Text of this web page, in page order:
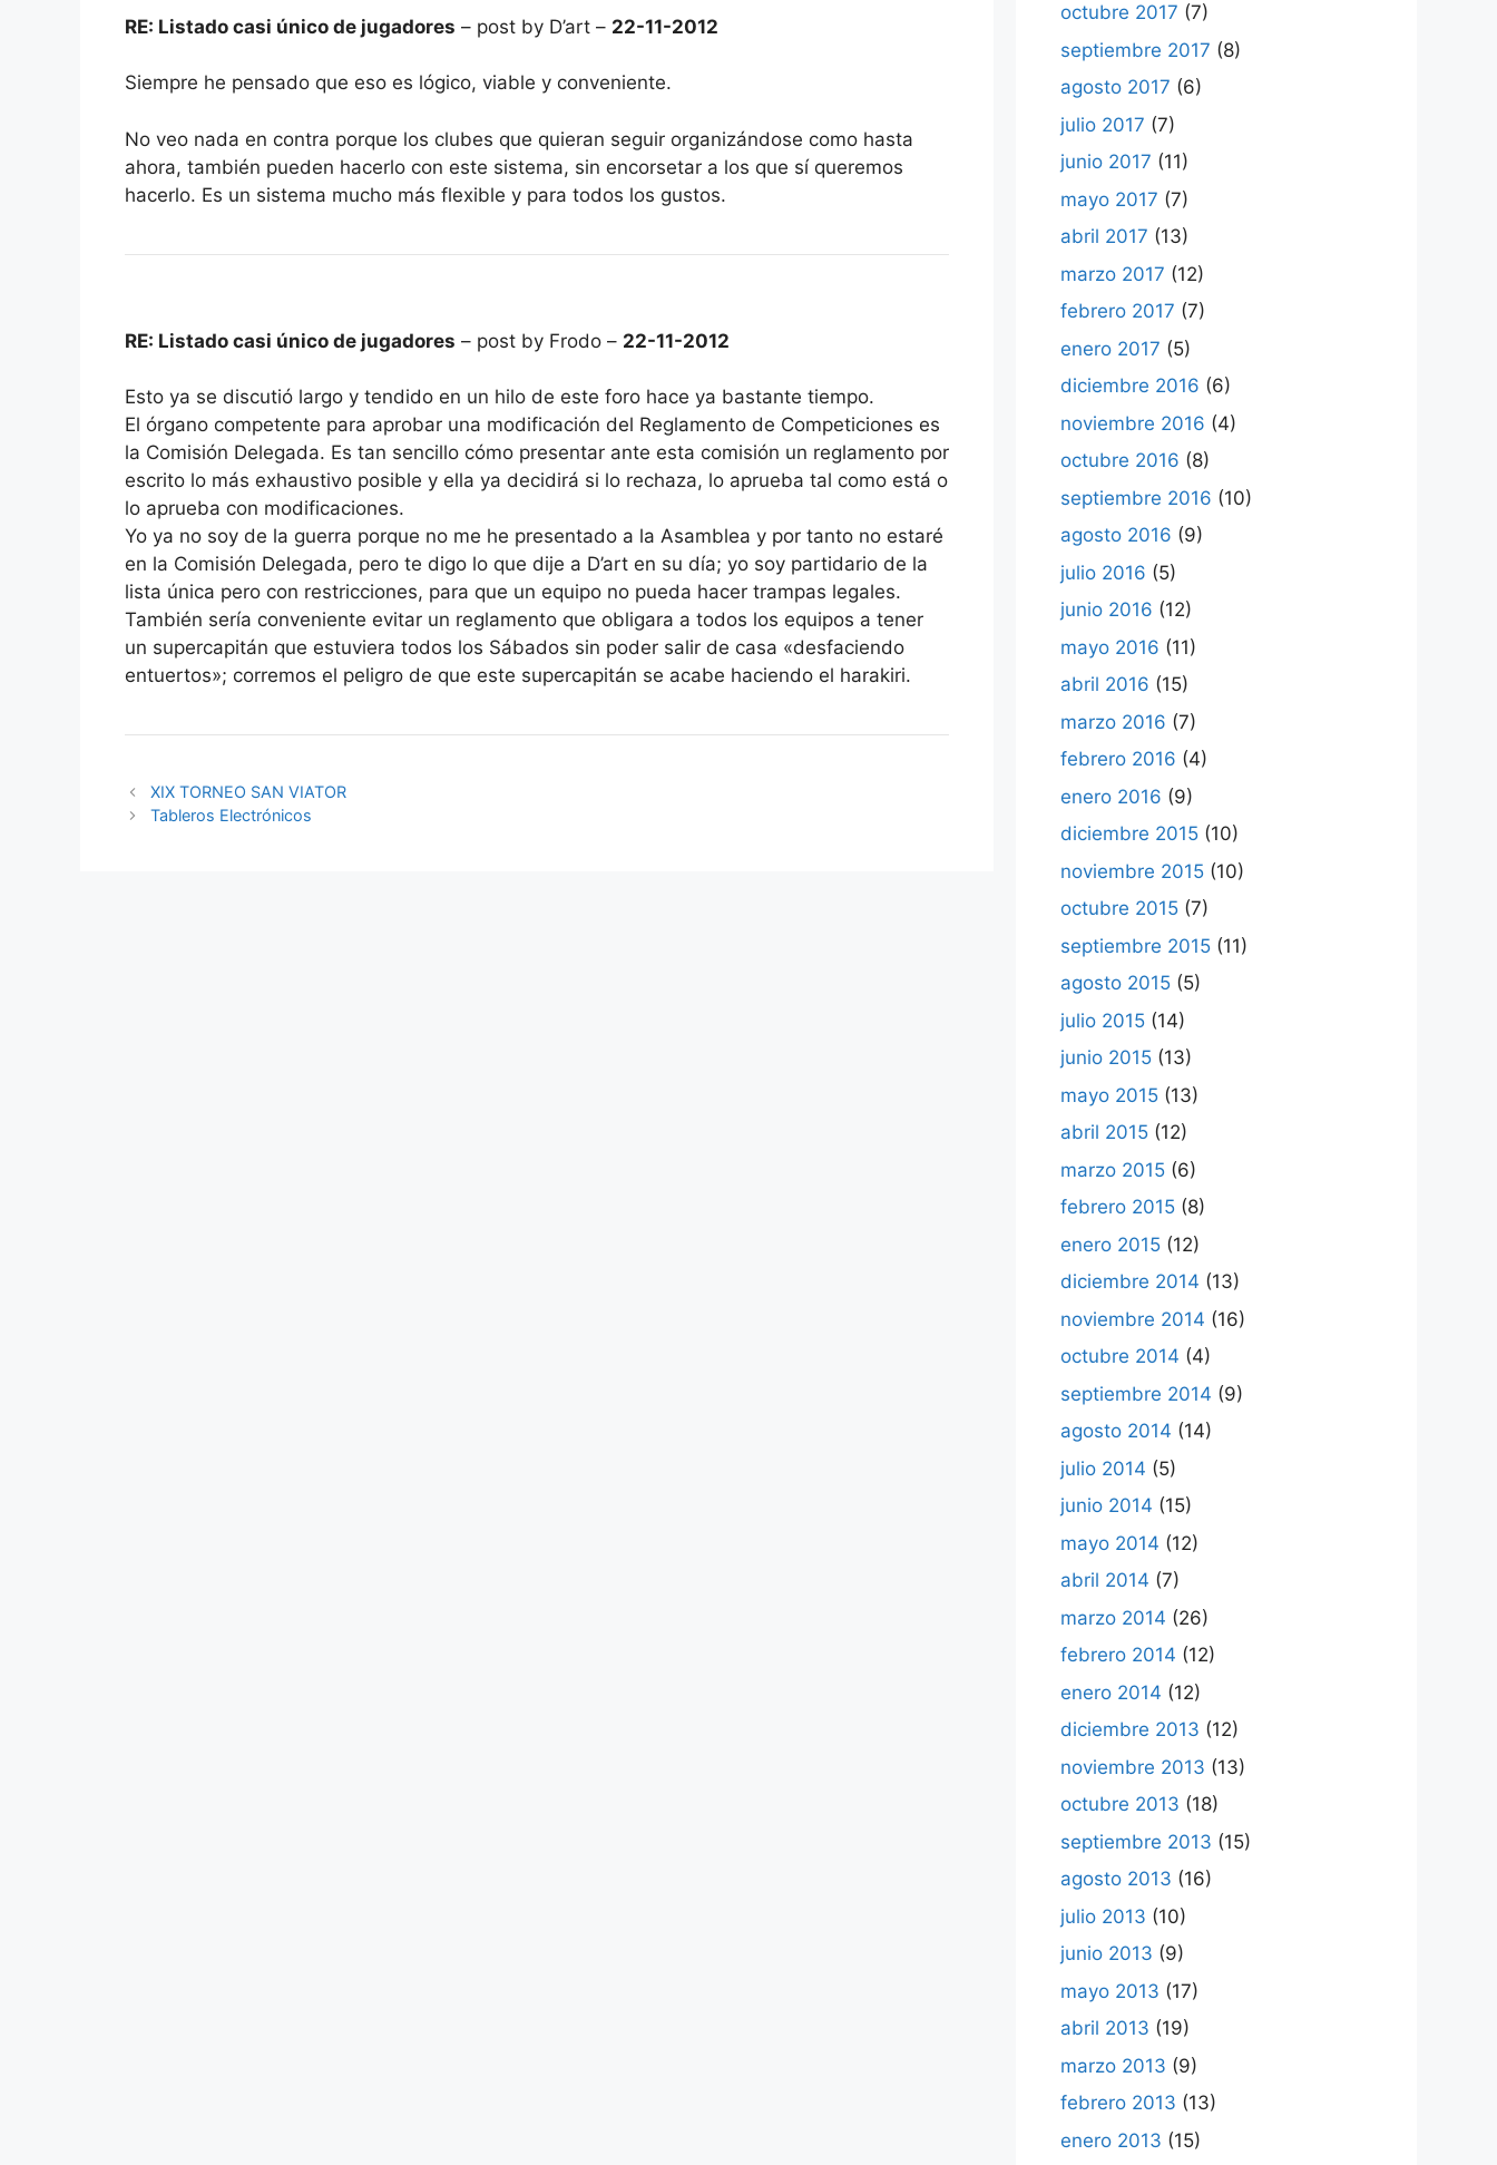
RE: Listado casi único de jugadores – post by D’art – 22-11-2012
Siempre he pensado que eso es lógico, viable y conveniente.
No veo nada en contra porque los clubes que quieran seguir organizándose como hasta
ahora, también pueden hacerlo con este sistema, sin encorsetar a los que sí queremos
hacerlo. Es un sistema mucho más flexible y para todos los gustos.
RE: Listado casi único de jugadores – post by Frodo – 22-11-2012
Esto ya se discutió largo y tendido en un hilo de este foro hace ya bastante tiempo.
El órgano competente para aprobar una modificación del Reglamento de Competiciones es
la Comisión Delegada. Es tan sencillo cómo presentar ante esta comisión un reglamento por
escrito lo más exhaustivo posible y ella ya decidirá si lo rechaza, lo aprueba tal como está o
lo aprueba con modificaciones.
Yo ya no soy de la guerra porque no me he presentado a la Asamblea y por tanto no estaré
en la Comisión Delegada, pero te digo lo que dije a D’art en su día; yo soy partidario de la
lista única pero con restricciones, para que un equipo no pueda hacer trampas legales.
También sería conveniente evitar un reglamento que obligara a todos los equipos a tener
un supercapitán que estuviera todos los Sábados sin poder salir de casa «desfaciendo
entuertos»; corremos el peligro de que este supercapitán se acabe haciendo el harakiri.
XIX TORNEO SAN VIATOR
Tableros Electrónicos
octubre 2017 (7)
septiembre 2017 (8)
agosto 2017 (6)
julio 2017 (7)
junio 2017 (11)
mayo 2017 (7)
abril 2017 (13)
marzo 2017 (12)
febrero 2017 (7)
enero 2017 (5)
diciembre 2016 (6)
noviembre 2016 (4)
octubre 2016 (8)
septiembre 2016 (10)
agosto 2016 (9)
julio 2016 (5)
junio 2016 (12)
mayo 2016 (11)
abril 2016 (15)
marzo 2016 (7)
febrero 2016 (4)
enero 2016 (9)
diciembre 2015 (10)
noviembre 2015 (10)
octubre 2015 (7)
septiembre 2015 (11)
agosto 2015 (5)
julio 2015 (14)
junio 2015 (13)
mayo 2015 (13)
abril 2015 (12)
marzo 2015 (6)
febrero 2015 (8)
enero 2015 (12)
diciembre 2014 (13)
noviembre 2014 (16)
octubre 2014 (4)
septiembre 2014 (9)
agosto 2014 (14)
julio 2014 (5)
junio 2014 (15)
mayo 2014 (12)
abril 2014 (7)
marzo 2014 (26)
febrero 2014 (12)
enero 2014 (12)
diciembre 2013 (12)
noviembre 2013 (13)
octubre 2013 (18)
septiembre 2013 (15)
agosto 2013 (16)
julio 2013 (10)
junio 2013 (9)
mayo 2013 (17)
abril 2013 (19)
marzo 2013 (9)
febrero 2013 (13)
enero 2013 (15)